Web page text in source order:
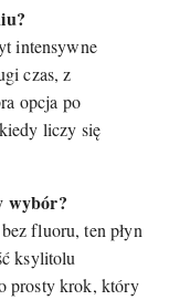
intensywne
czas, z
opcja po
liczy się
wybór?
fluoru, ten płyn
ksylitolu
prosty krok, który